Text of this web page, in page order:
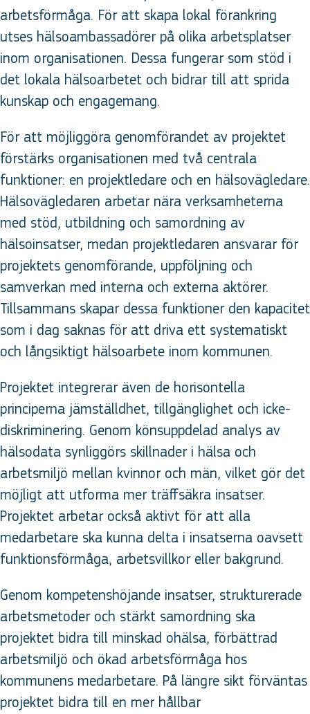
arbetsförmåga. För att skapa lokal förankring
utses hälsoambassadörer på olika arbetsplatser
inom organisationen. Dessa fungerar som stöd i
det lokala hälsoarbetet och bidrar till att sprida
kunskap och engagemang.
För att möjliggöra genomförandet av projektet
förstärks organisationen med två centrala
funktioner: en projektledare och en hälsovägledare.
Hälsovägledaren arbetar nära verksamheterna
med stöd, utbildning och samordning av
hälsoinsatser, medan projektledaren ansvarar för
projektets genomförande, uppföljning och
samverkan med interna och externa aktörer.
Tillsammans skapar dessa funktioner den kapacitet
som i dag saknas för att driva ett systematiskt
och långsiktigt hälsoarbete inom kommunen.
Projektet integrerar även de horisontella
principerna jämställdhet, tillgänglighet och icke-
diskriminering. Genom könsuppdelad analys av
hälsodata synliggörs skillnader i hälsa och
arbetsmiljö mellan kvinnor och män, vilket gör det
möjligt att utforma mer träffsäkra insatser.
Projektet arbetar också aktivt för att alla
medarbetare ska kunna delta i insatserna oavsett
funktionsförmåga, arbetsvillkor eller bakgrund.
Genom kompetenshöjande insatser, strukturerade
arbetsmetoder och stärkt samordning ska
projektet bidra till minskad ohälsa, förbättrad
arbetsmiljö och ökad arbetsförmåga hos
kommunens medarbetare. På längre sikt förväntas
projektet bidra till en mer hållbar